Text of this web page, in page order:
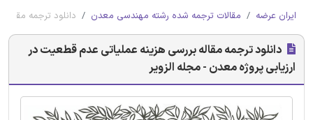
ایران عرضه مقالات ترجمه شده رشته مهندسی معدن دانلود ترجمه
دانلود ترجمه مقاله بررسی هزینه عملیاتی عدم قطعیت در
ارزیابی پروژه معدن - مجله الزویر